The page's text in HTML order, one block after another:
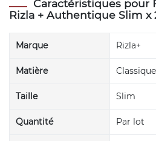
Caractéristiques pour
Rizla + Authentique Slim x
Marque Rizla+
Matière
Taille Slim
Quantité Par lot